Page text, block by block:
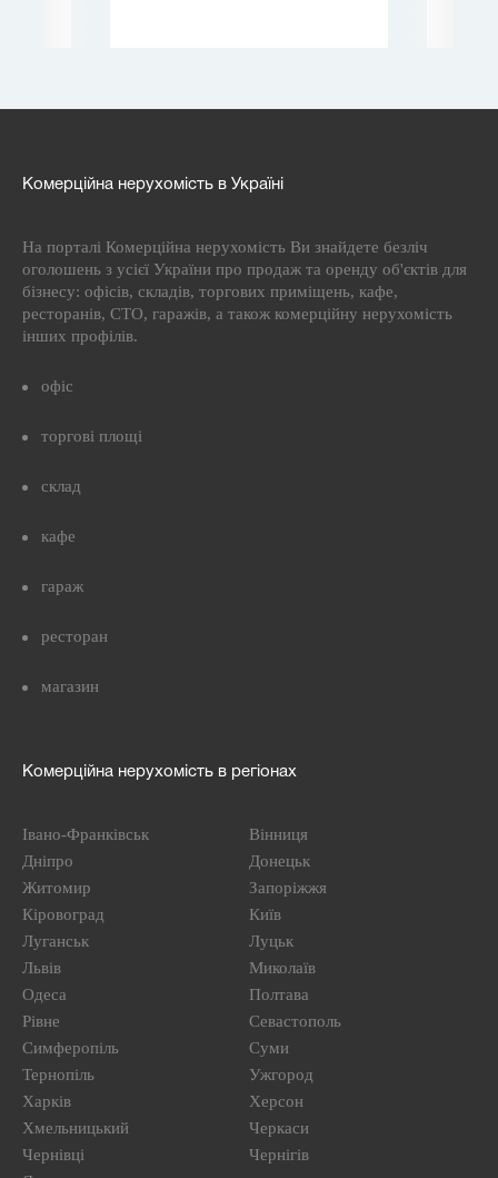
Комерційна нерухомість в Україні
На порталі Комерційна нерухомість Ви знайдете безліч
оголошень з усієї України про продаж та оренду об'єктів для
бізнесу: офісів, складів, торгових приміщень, кафе,
ресторанів, СТО, гаражів, а також комерційну нерухомість
інших профілів.
офіс
торгові площі
склад
кафе
гараж
ресторан
магазин
Комерційна нерухомість в регіонах
Івано-Франківськ
Вінниця
Дніпро
Донецьк
Житомир
Запоріжжя
Кіровоград
Київ
Луганськ
Луцьк
Львів
Миколаїв
Одеса
Полтава
Рівне
Севастополь
Симферопіль
Суми
Тернопіль
Ужгород
Харків
Херсон
Хмельницький
Черкаси
Чернівці
Чернігів